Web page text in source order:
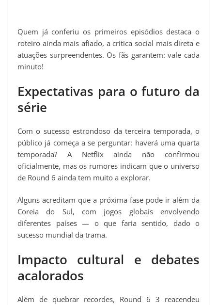
Quem já conferiu os primeiros episódios destaca o
roteiro ainda mais afiado, a crítica social mais direta e
atuações surpreendentes. Os fãs garantem: vale cada
minuto!
Expectativas para o futuro da
série
Com o sucesso estrondoso da terceira temporada, o
público já começa a se perguntar: haverá uma quarta
temporada? A Netflix ainda não confirmou
oficialmente, mas os rumores indicam que o universo
de Round 6 ainda tem muito a explorar.
Alguns acreditam que a próxima fase pode ir além da
Coreia do Sul, com jogos globais envolvendo
diferentes países — o que faria sentido, dado o
sucesso mundial da trama.
Impacto cultural e debates
acalorados
Além de quebrar recordes, Round 6 3 reacendeu